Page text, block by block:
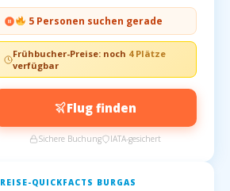
5 Personen suchen gerade
Frühbucher-Preise: noch 4 Plätze
verfügbar
Flug finden
Sichere Buchung IATA-gesichert
REISE-QUICKFACTS BURGAS